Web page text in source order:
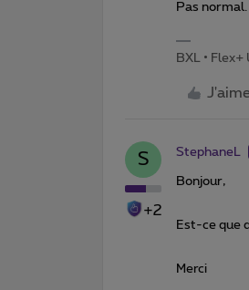
Pas
BXL •
J'aime
S
+2
StephaneL
Bonjour,
Est-ce que
Merci